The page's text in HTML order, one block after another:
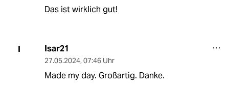
Das ist wirklich gut!
I Isar21
27.05.2024, 07:46 Uhr
Made my day. Großartig. Danke.